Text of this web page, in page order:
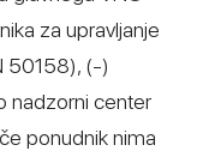
za upravljanje
50158), (-)
nadzorni center
ponudnik nima